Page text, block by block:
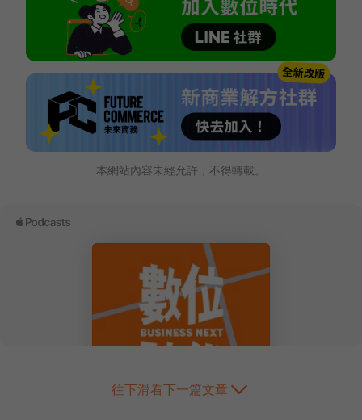
本網站內容未經允許，不得轉載。
往下滑看下一篇文章